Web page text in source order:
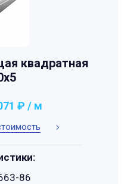
квадратная
₽ / м
86